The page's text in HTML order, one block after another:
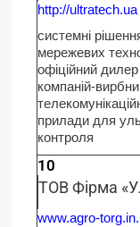
http://ultratech.ua
системні
мережевих
офіційний
компаній-
прилади для
контроля
10
ТОВ Фірма
www.agro-